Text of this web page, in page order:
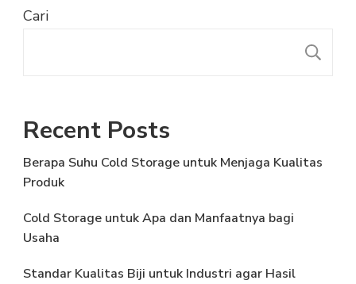
Cari
Recent Posts
Berapa Suhu Cold Storage untuk Menjaga Kualitas
Produk
Cold Storage untuk Apa dan Manfaatnya bagi
Usaha
Standar Kualitas Biji untuk Industri agar Hasil